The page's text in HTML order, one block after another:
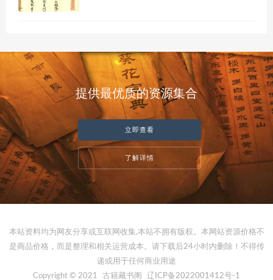
提供最优质的资源集合
立即查看
了解详情
本站资料均为网友分享或互联网收集,本站不拥有版权。本网站资源价格不
是商品价格，而是整理和相关运营成本。请下载后24小时内删除！不得传
递或用于任何商业用途
Copyright © 2021
古籍藏书阁 辽ICP备2022001412号-1